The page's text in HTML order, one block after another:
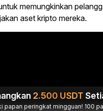
memungkinkan
aset kripto mereka.
2.500 USDT
papan peringkat mingguan! 100